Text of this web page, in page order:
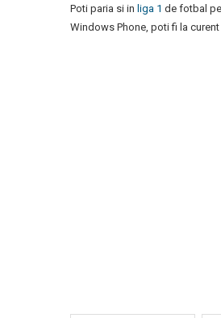
Poti paria si in liga 1 de fotbal
Windows Phone, poti fi la